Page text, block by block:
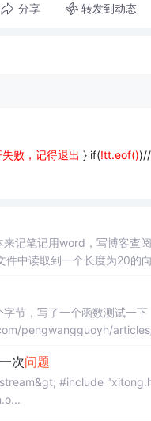
分享 转发到动态
败，记得退出 } if(!tt.eof()
来记笔记用word，写博客查
一个长度为20的向量中，我本来是
次问题
#include
b, c; ifstream in; int cnt = 0; in.o...